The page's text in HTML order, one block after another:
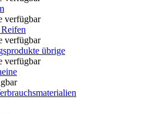
verfügbar
verfügbar
übrige
verfügbar